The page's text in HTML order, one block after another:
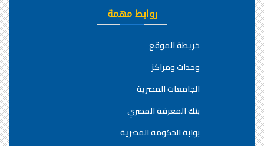
روابط مهمة
خريطة الموقع
وحدات ومراكز
الجامعات المصرية
بنك المعرفة المصري
بوابة الحكومة المصرية